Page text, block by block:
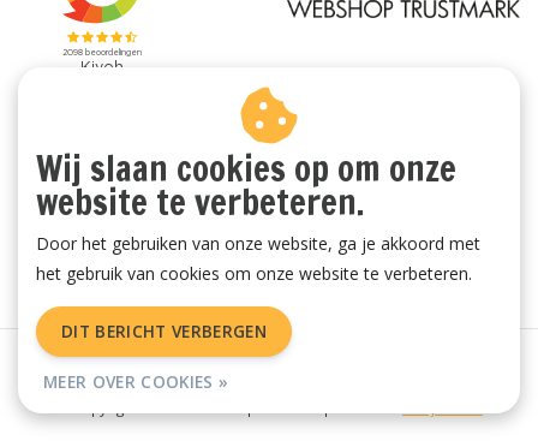
Algemene voorwaarden | Privacy Policy
Wij slaan cookies op om onze
website te verbeteren.
Door het gebruiken van onze website, ga je akkoord met
het gebruik van cookies om onze website te verbeteren.
DIT BERICHT VERBERGEN
MEER OVER COOKIES »